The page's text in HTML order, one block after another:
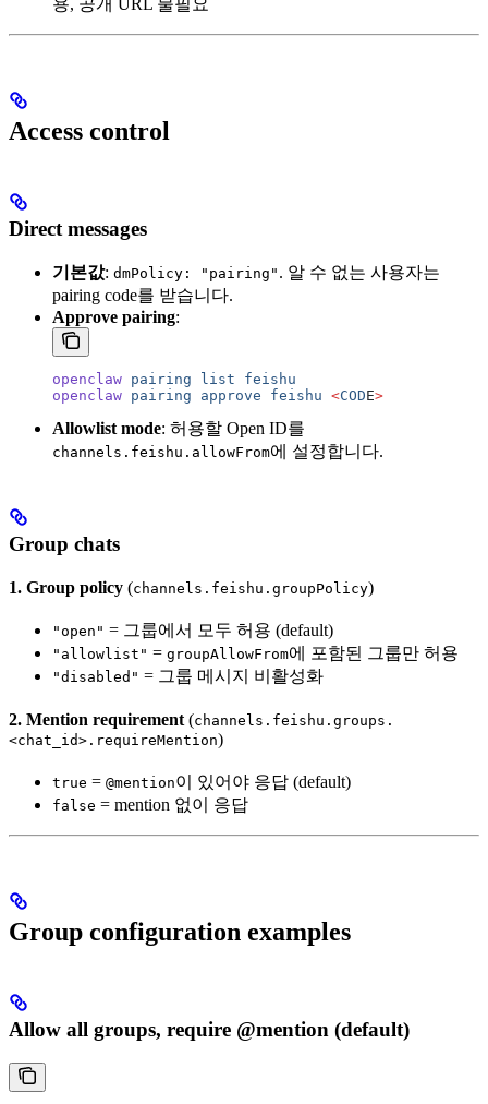
용, 공개 URL 불필요
Access control
Direct messages
기본값: dmPolicy: "pairing" . 알 수 없는 사용자는
pairing code를 받습니다.
Approve pairing:
openclaw pairing list feishu
openclaw pairing approve feishu <CODE>
Allowlist mode: 허용할 Open ID를
channels.feishu.allowFrom에 설정합니다.
Group chats
1. Group policy (channels.feishu.groupPolicy)
"open" = 그룹에서 모두 허용 (default)
"allowlist" = groupAllowFrom에 포함된 그룹만 허용
"disabled" = 그룹 메시지 비활성화
2. Mention requirement(channels.feishu.groups.
<chat_id>.requireMention)
true = @mention이 있어야 응답 (default)
false = mention 없이 응답
Group configuration examples
Allow all groups, require @mention (default)